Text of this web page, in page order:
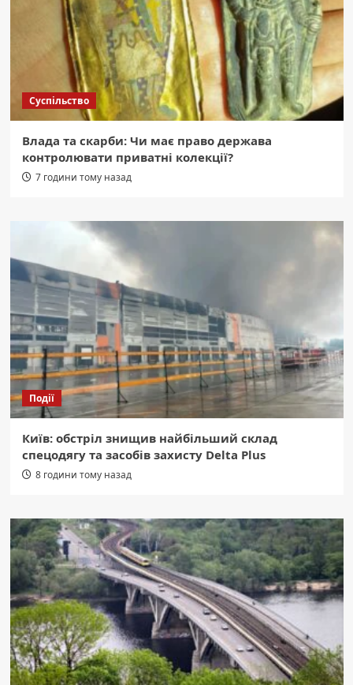
Суспільство
Влада та скарби: Чи має право держава
контролювати приватні колекції?
7 години тому назад
Події
Київ: обстріл знищив найбільший склад
спецодягу та засобів захисту Delta Plus
8 години тому назад